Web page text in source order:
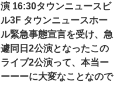
演 16:30タウンニュースビ
ル3F タウンニュースホー
ル緊急事態宣言を受け、急
遽同日2公演となったこの
ライブ2公演って、本当ー
ーーーに大変なことなので